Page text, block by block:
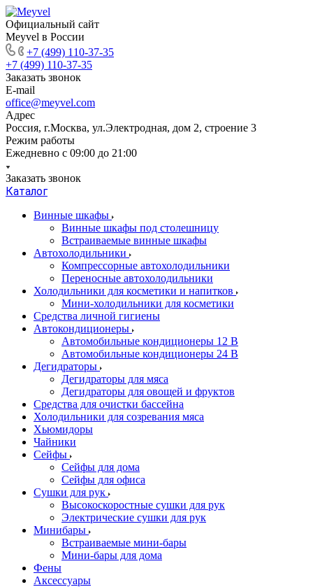
Официальный сайт
Meyvel в России
+7 (499) 110-37-35
+7 (499) 110-37-35
Заказать звонок
E-mail
office@meyvel.com
Адрес
Россия, г.Москва, ул.Электродная, дом 2, строение 3
Режим работы
Ежедневно с 09:00 до 21:00
Заказать звонок
Каталог
Винные шкафы
Винные шкафы под столешницу
Встраиваемые винные шкафы
Автохолодильники
Компрессорные автохолодильники
Переносные автохолодильники
Холодильники для косметики и напитков
Мини-холодильники для косметики
Cредства личной гигиены
Автокондиционеры
Автомобильные кондиционеры 12 В
Автомобильные кондиционеры 24 В
Дегидраторы
Дегидраторы для мяса
Дегидраторы для овощей и фруктов
Средства для очистки бассейна
Холодильники для созревания мяса
Хьюмидоры
Чайники
Сейфы
Сейфы для дома
Сейфы для офиса
Сушки для рук
Высокоскоростные сушки для рук
Электрические сушки для рук
Минибары
Встраиваемые мини-бары
Мини-бары для дома
Фены
Аксессуары